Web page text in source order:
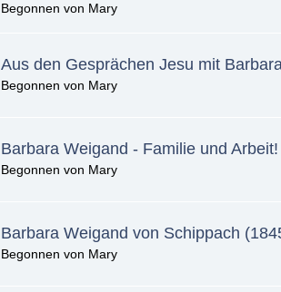
Begonnen von Mary
Aus den Gesprächen Jesu mit
Begonnen von Mary
Barbara Weigand - Familie und Arbeit!
Begonnen von Mary
Barbara Weigand von Schippach
Begonnen von Mary